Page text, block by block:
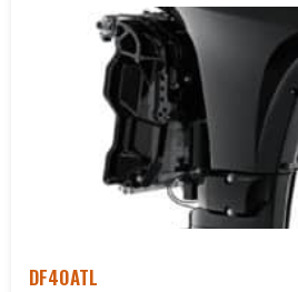
DF40ATL